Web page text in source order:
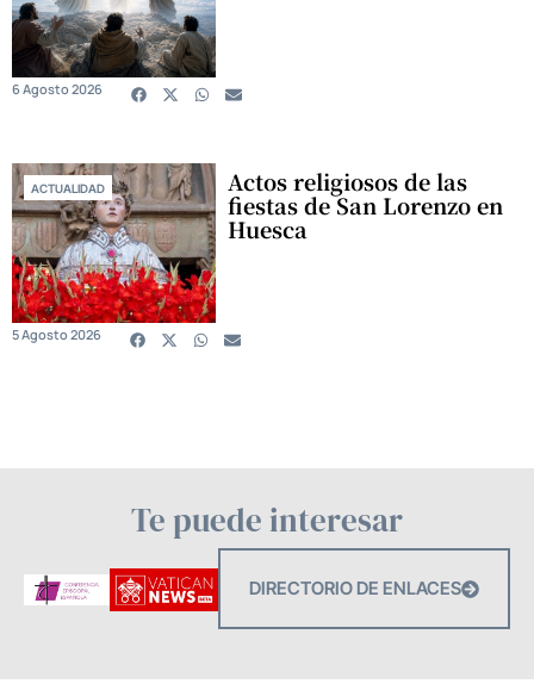
6 Agosto 2026
ACTUALIDAD Actos religiosos de las
fiestas de San Lorenzo en
Huesca
5 Agosto 2026
Te puede interesar
DIRECTORIO DE ENLACES